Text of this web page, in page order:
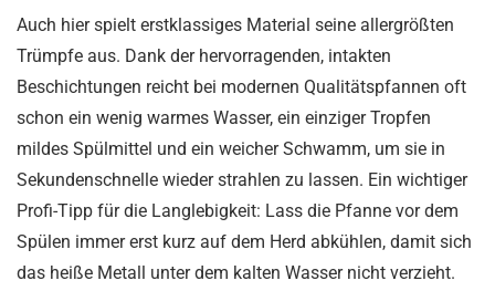
Auch hier spielt erstklassiges Material seine allergrößten
Trümpfe aus. Dank der hervorragenden, intakten
Beschichtungen reicht bei modernen Qualitätspfannen oft
schon ein wenig warmes Wasser, ein einziger Tropfen
mildes Spülmittel und ein weicher Schwamm, um sie in
Sekundenschnelle wieder strahlen zu lassen. Ein wichtiger
Profi-Tipp für die Langlebigkeit: Lass die Pfanne vor dem
Spülen immer erst kurz auf dem Herd abkühlen, damit sich
das heiße Metall unter dem kalten Wasser nicht verzieht.